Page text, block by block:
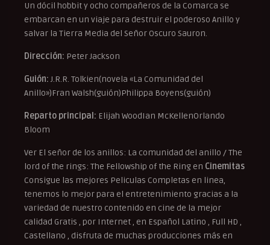
Un dócil hobbit y ocho compañeros de la Comarca se
embarcan en un viaje para destruir el poderoso Anillo y
salvar la Tierra Media del Señor Oscuro Sauron.
Dirección: Peter Jackson
Guión: J.R.R. Tolkien(novela «La Comunidad del
Anillo»)Fran Walsh(guión)Philippa Boyens(guión)
Reparto principal: Elijah WoodIan McKellenOrlando
Bloom
Ver El señor de los anillos: La comunidad del anillo / The
lord of the rings: The Fellowship of the Ring en Cinemitas
Consigue las mejores Peliculas Completas en linea,
tenemos lo mejor para el entretenimiento gracias a la
variedad de nuestro contenido en cine de la mejor
calidad Gratis , por Internet , en Español Latino , Full HD ,
Castellano , disfruta de muchas producciones más en